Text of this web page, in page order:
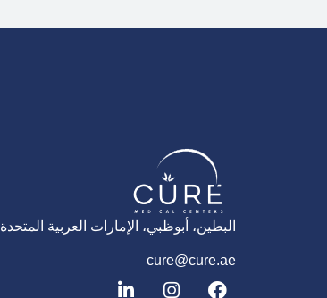
البطين، أبوظبي، الإمارات العربية المتحدة
cure@cure.ae
ف
ا
ل